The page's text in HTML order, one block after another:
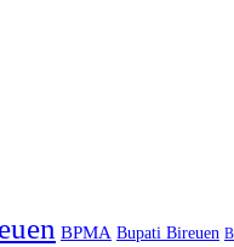
BPMA Bupati Bireuen